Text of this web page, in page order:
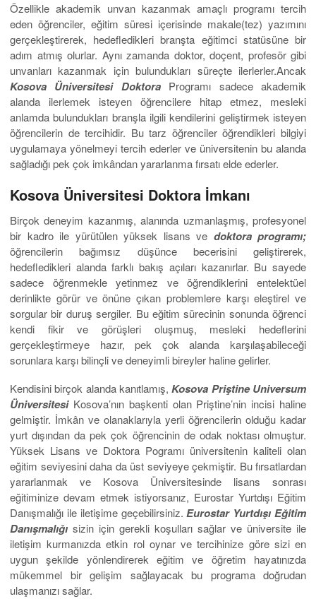
Özellikle akademik unvan kazanmak amaçlı programı tercih
eden öğrenciler, eğitim süresi içerisinde makale(tez) yazımını
gerçekleştirerek, hedefledikleri branşta eğitimci statüsüne bir
adım atmış olurlar. Aynı zamanda doktor, doçent, profesör gibi
unvanları kazanmak için bulundukları süreçte ilerlerler.Ancak
Kosova Üniversitesi Doktora Programı sadece akademik
alanda ilerlemek isteyen öğrencilere hitap etmez, mesleki
anlamda bulundukları branşla ilgili kendilerini geliştirmek isteyen
öğrencilerin de tercihidir. Bu tarz öğrenciler öğrendikleri bilgiyi
uygulamaya yönelmeyi tercih ederler ve üniversitenin bu alanda
sağladığı pek çok imkândan yararlanma fırsatı elde ederler.
Kosova Üniversitesi Doktora İmkanı
Birçok deneyim kazanmış, alanında uzmanlaşmış, profesyonel
bir kadro ile yürütülen yüksek lisans ve doktora programı;
öğrencilerin bağımsız düşünce becerisini geliştirerek,
hedefledikleri alanda farklı bakış açıları kazanırlar. Bu sayede
sadece öğrenmekle yetinmez ve öğrendiklerini entelektüel
derinlikte görür ve önüne çıkan problemlere karşı eleştirel ve
sorgular bir duruş sergiler. Bu eğitim sürecinin sonunda öğrenci
kendi fikir ve görüşleri oluşmuş, mesleki hedeflerini
gerçekleştirmeye hazır, pek çok alanda karşılaşabileceği
sorunlara karşı bilinçli ve deneyimli bireyler haline gelirler.
Kendisini birçok alanda kanıtlamış,Kosova Priştine Universum
Üniversitesi Kosova’nın başkenti olan Priştine’nin incisi haline
gelmiştir. İmkân ve olanaklarıyla yerli öğrencilerin olduğu kadar
yurt dışından da pek çok öğrencinin de odak noktası olmuştur.
Yüksek Lisans ve Doktora Pogramı üniversitenin kaliteli olan
eğitim seviyesini daha da üst seviyeye çekmiştir. Bu fırsatlardan
yararlanmak ve Kosova Üniversitesinde lisans sonrası
eğitiminize devam etmek istiyorsanız, Eurostar Yurtdışı Eğitim
Danışmalığı ile iletişime geçebilirsiniz.Eurostar Yurtdışı Eğitim
Danışmalığı sizin için gerekli koşulları sağlar ve üniversite ile
iletişim kurmanızda etkin rol oynar ve tercihinize göre sizi en
uygun şekilde yönlendirerek eğitim ve öğretim hayatınızda
mükemmel bir gelişim sağlayacak bu programa doğrudan
ulaşmanızı sağlar.